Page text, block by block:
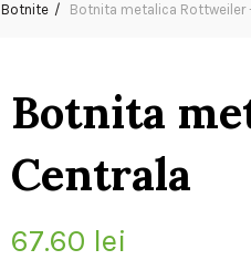
Botnite Botnita metalica Rottweiler
Botnita
Centrala
67.60 lei